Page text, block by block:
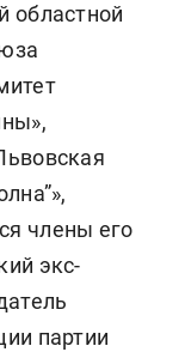
областной
члены его
экс-
партии